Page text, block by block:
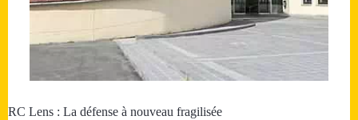
RC Lens : La défense à nouveau fragilisée